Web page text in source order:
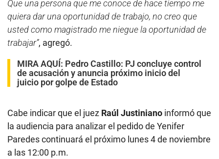
Que una persona que me conoce de hace tiempo me
quiera dar una oportunidad de trabajo, no creo que
usted como magistrado me niegue la oportunidad de
trabajar”, agregó.
MIRA AQUÍ: Pedro Castillo: PJ concluye control
de acusación y anuncia próximo inicio del
juicio por golpe de Estado
Cabe indicar que el juez Raúl Justiniano informó que
la audiencia para analizar el pedido de Yenifer
Paredes continuará el próximo lunes 4 de noviembre
a las 12:00 p.m.